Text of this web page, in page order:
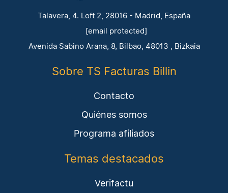
Talavera, 4. Loft 2, 28016 - Madrid, España
[email protected]
Avenida Sabino Arana, 8, Bilbao, 48013 , Bizkaia
Sobre TS Facturas Billin
Contacto
Quiénes somos
Programa afiliados
Temas destacados
Verifactu